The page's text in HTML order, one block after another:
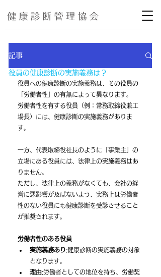
記事
役員の健康診断の実施義務は？
役員への健康診断の実施義務は、その役員の
「労働者性」の有無によって異なります。
労働者性を有する役員（例：常務取締役兼工
場長）には、健康診断の実施義務がありま
す。
一方、代表取締役社長のように「事業主」の
立場にある役員には、法律上の実施義務はあ
りません。
ただし、法律上の義務がなくても、会社の経
営に悪影響が及ばないよう、実務上は労働者
性のない役員にも健康診断を受診させること
が推奨されます。﻿
労働者性のある役員
実施義務あり:健康診断の実施義務の対象
となります。﻿
理由:労働者としての地位を持ち、労働契